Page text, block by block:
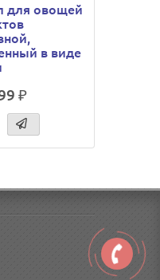
для овощей
в виде
₽